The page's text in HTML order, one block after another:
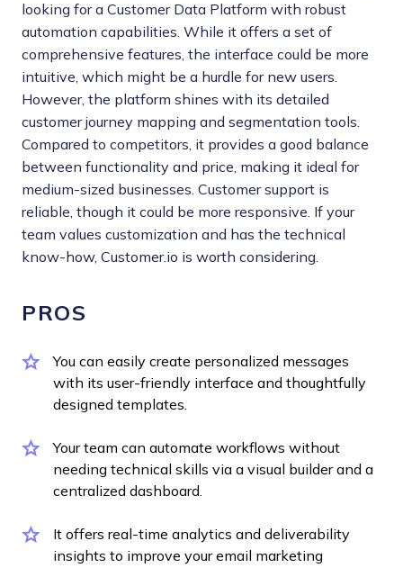
looking for a Customer Data Platform with robust
automation capabilities. While it offers a set of
comprehensive features, the interface could be more
intuitive, which might be a hurdle for new users.
However, the platform shines with its detailed
customer journey mapping and segmentation tools.
Compared to competitors, it provides a good balance
between functionality and price, making it ideal for
medium-sized businesses. Customer support is
reliable, though it could be more responsive. If your
team values customization and has the technical
know-how, Customer.io is worth considering.
PROS
You can easily create personalized messages
with its user-friendly interface and thoughtfully
designed templates.
Your team can automate workflows without
needing technical skills via a visual builder and a
centralized dashboard.
It offers real-time analytics and deliverability
insights to improve your email marketing